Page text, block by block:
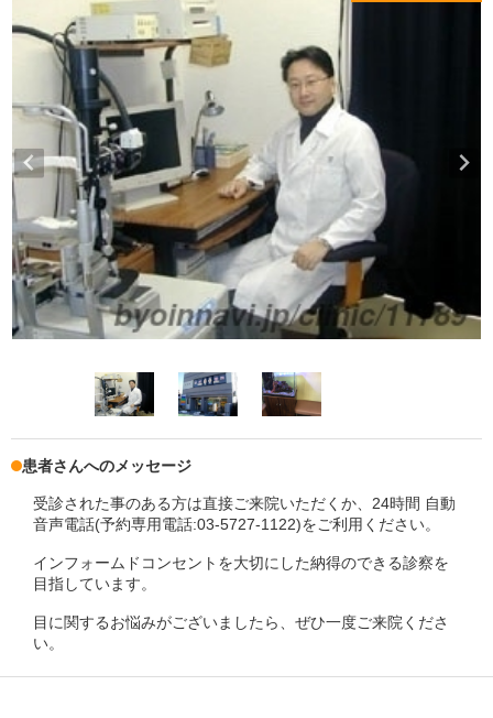
患者さんへのメッセージ
受診された事のある方は直接ご来院いただくか、24時間 自動
音声電話(予約専用電話:03-5727-1122)をご利用ください。
インフォームドコンセントを大切にした納得のできる診察を
目指しています。
目に関するお悩みがございましたら、ぜひ一度ご来院くださ
い。